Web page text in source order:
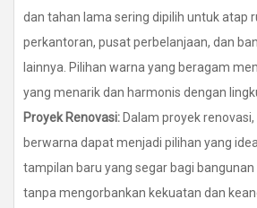
dan tahan lama sering dipilih untuk atap
perkantoran, pusat perbelanjaan, dan
lainnya. Pilihan warna yang beragam
yang menarik dan harmonis dengan
Proyek Renovasi: Dalam proyek
berwarna dapat menjadi pilihan yang
tampilan baru yang segar bagi bangunan
tanpa mengorbankan kekuatan dan